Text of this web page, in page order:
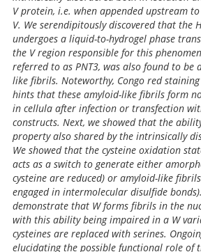
V protein, i.e. when appended upstream
V. We serendipitously discovered that the
undergoes a liquid-to-hydrogel phase
the V region responsible for this
referred to as PNT3, was also found to be
like fibrils. Noteworthy, Congo red
hints that these amyloid-like fibrils form
in cellula after infection or transfection
constructs. Next, we showed that the
property also shared by the intrinsically
We showed that the cysteine oxidation
acts as a switch to generate either
cysteine are reduced) or amyloid-like
engaged in intermolecular disulfide
demonstrate that W forms fibrils in the
with this ability being impaired in a W
cysteines are replaced with serines.
elucidating the possible functional role of